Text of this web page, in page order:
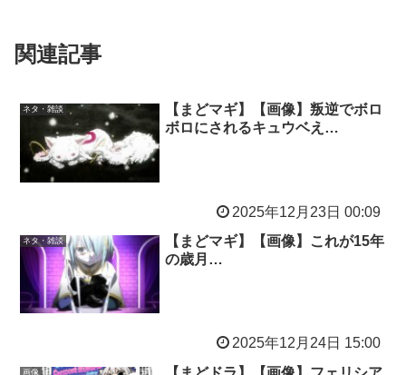
関連記事
ネタ・雑談
【まどマギ】【画像】叛逆でボロ
ボロにされるキュウベえ…
2025年12月23日 00:09
ネタ・雑談
【まどマギ】【画像】これが15年
の歳月…
2025年12月24日 15:00
画像